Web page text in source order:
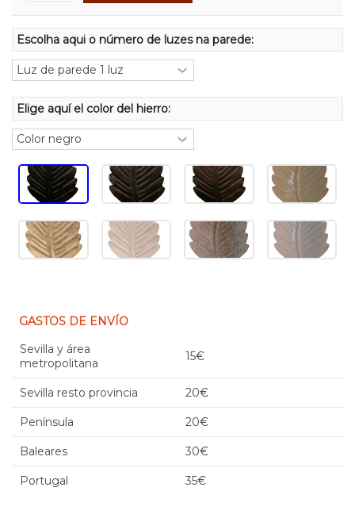
Escolha aqui o número de luzes na parede:
Elige aquí el color del hierro:
GASTOS DE ENVÍO
Sevilla y área
metropolitana
15€
Sevilla resto provincia 20€
Península 20€
Baleares 30€
Portugal 35€